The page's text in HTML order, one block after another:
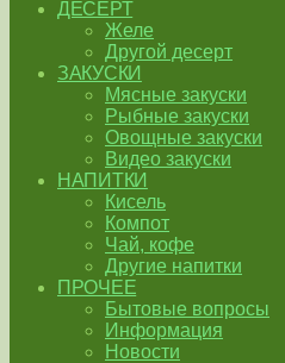
ДЕСЕРТ
Желе
Другой десерт
ЗАКУСКИ
Мясные закуски
Рыбные закуски
Овощные закуски
Видео закуски
НАПИТКИ
Кисель
Компот
Чай, кофе
Другие напитки
ПРОЧЕЕ
Бытовые вопросы
Информация
Новости